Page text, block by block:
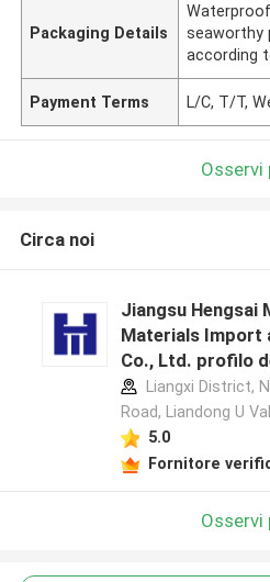
Packaging Details
seaworthy
according
Payment Terms L/C, T/T,
Osservi
Circa noi
Jiangsu Hengsai
Materials Import
Co., Ltd. profilo
produttore
Liangxi District,
Road, Liandong U
5.0
Fornitore
Osservi